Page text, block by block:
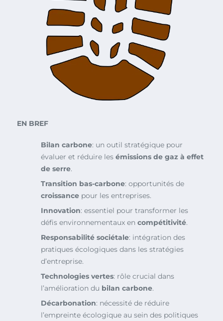
EN BREF
Bilan carbone: un outil stratégique pour
évaluer et réduire les émissions de gaz à effet
de serre.
Transition bas-carbone: opportunités de
croissance pour les entreprises.
Innovation: essentiel pour transformer les
défis environnementaux en compétitivité.
Responsabilité sociétale: intégration des
pratiques écologiques dans les stratégies
d’entreprise.
Technologies vertes: rôle crucial dans
l’amélioration du bilan carbone.
Décarbonation: nécessité de réduire
l’empreinte écologique au sein des politiques